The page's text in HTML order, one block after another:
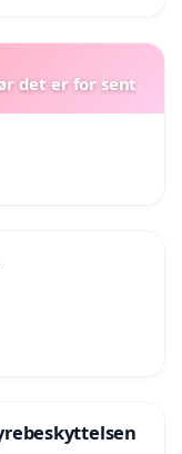
det er for sent